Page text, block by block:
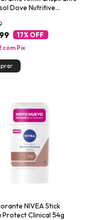
Dove Nutritive
150ml
17% OFF
com Pix
NIVEA Stick
Protect Clinical 54g